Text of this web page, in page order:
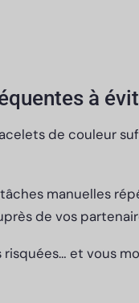
à
de couleur
manuelles
de vos
et vous